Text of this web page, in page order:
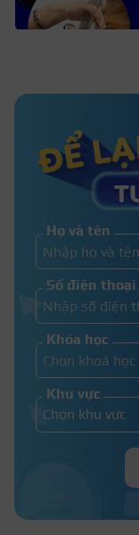
Họ và tên
Số điện thoại
Khóa học
Khu vực